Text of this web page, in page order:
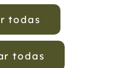
todas
todas
Privacidad de Datos